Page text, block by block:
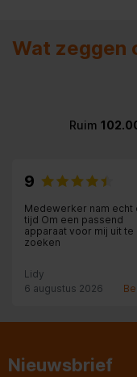
Wat zeggen
Ruim
9
Medewerker nam echt
tijd Om een passend
apparaat voor mij uit te
zoeken
Lidy
6 augustus 2026
Nieuwsbrief